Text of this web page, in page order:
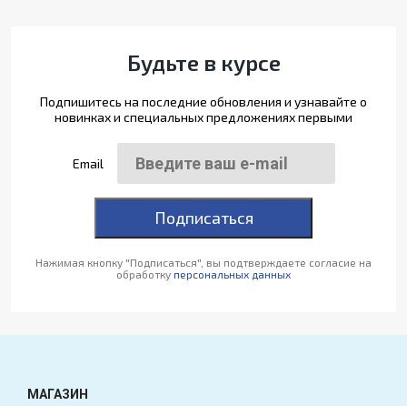
Будьте в курсе
Подпишитесь на последние обновления и узнавайте о
новинках и специальных предложениях первыми
Email
Подписаться
Нажимая кнопку "Подписаться", вы подтверждаете согласие на
обработку персональных данных
МАГАЗИН